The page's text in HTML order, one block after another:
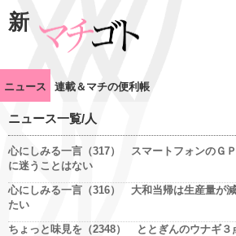
新
ニュース 連載＆マチの便利帳
ニュース一覧/人
心にしみる一言（317） スマートフォンのＧ
に迷うことはない
心にしみる一言（316） 大和当帰は生産量が
たい
ちょっと味見を（2348） ととぎんのウナギ３